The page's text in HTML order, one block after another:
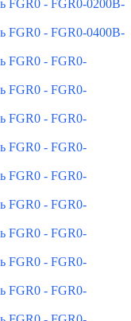
FGR0 - FGR0-0200B-
FGR0 - FGR0-0400B-
FGR0 - FGR0-
FGR0 - FGR0-
FGR0 - FGR0-
FGR0 - FGR0-
FGR0 - FGR0-
FGR0 - FGR0-
FGR0 - FGR0-
FGR0 - FGR0-
FGR0 - FGR0-